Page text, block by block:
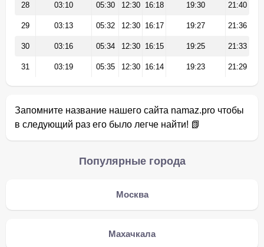
28 03:10 05:30 12:30 16:18 19:30 21:40
29 03:13 05:32 12:30 16:17 19:27 21:36
30 03:16 05:34 12:30 16:15 19:25 21:33
31 03:19 05:35 12:30 16:14 19:23 21:29
Запомните название нашего сайта namaz.pro чтобы
в следующий раз его было легче найти! 📗
Популярные города
Москва
Махачкала